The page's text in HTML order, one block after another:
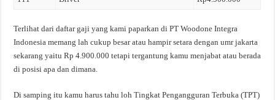
Terlihat dari daftar gaji yang kami paparkan di PT Woodone Integra
Indonesia memang lah cukup besar atau hampir setara dengan umr jakarta
sekarang yaitu Rp 4.900.000 tetapi tergantung kamu menjabat atau berada
di posisi apa dan dimana.
Di samping itu kamu harus tahu loh Tingkat Pengangguran Terbuka (TPT)